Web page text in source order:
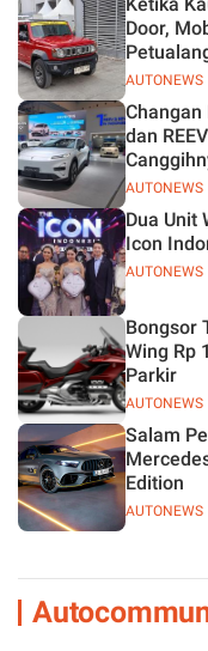
Jelas
AUTONEWS
Door,
AUTONEWS
Changan
dan
AUTONEWS
Dua Unit
Icon
AUTONEWS
Bongsor
Wing Rp
Parkir
AUTONEWS
Salam
Edition